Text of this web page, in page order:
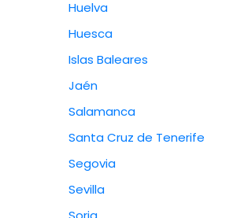
Huelva
Huesca
Islas Baleares
Jaén
Salamanca
Santa Cruz de Tenerife
Segovia
Sevilla